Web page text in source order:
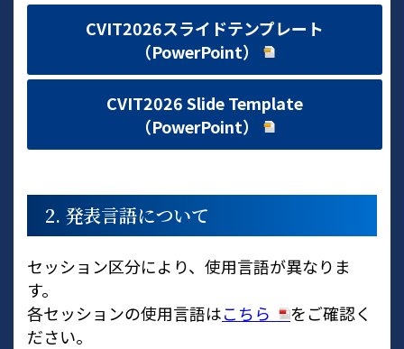
CVIT2026スライドテンプレート
（PowerPoint）
CVIT2026 Slide Template
（PowerPoint）
2. 発表言語について
セッション区分により、使用言語が異なりま
す。
各セッションの使用言語はこちらをご確認く
ださい。